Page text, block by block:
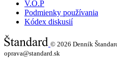
V.O.P
Podmienky používania
Kódex diskusií
© 2026 Denník
oprava@standard.sk